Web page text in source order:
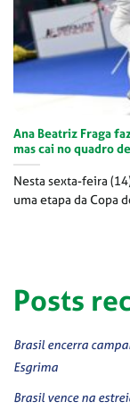
Ana Beatriz Fraga
mas cai no quadro
Nesta sexta-feira
uma etapa da Copa
Posts
Brasil encerra
Esgrima
Brasil vence na